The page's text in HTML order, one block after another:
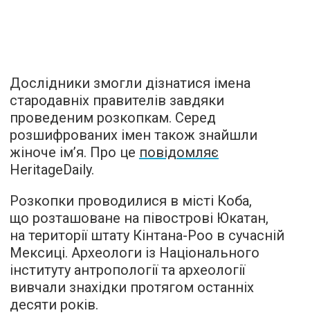
Дослідники змогли дізнатися імена
стародавніх правителів завдяки
проведеним розкопкам. Серед
розшифрованих імен також знайшли
жіноче ім’я. Про це повідомляє
HeritageDaily.
Розкопки проводилися в місті Коба,
що розташоване на півострові Юкатан,
на території штату Кінтана-Роо в сучасній
Мексиці. Археологи із Національного
інституту антропології та археології
вивчали знахідки протягом останніх
десяти років.